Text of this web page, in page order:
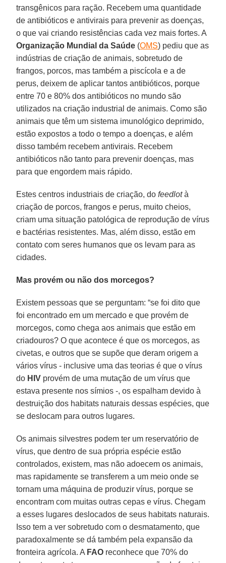
transgênicos para ração. Recebem uma quantidade
de antibióticos e antivirais para prevenir as doenças,
o que vai criando resistências cada vez mais fortes. A
Organização Mundial da Saúde (OMS) pediu que as
indústrias de criação de animais, sobretudo de
frangos, porcos, mas também a piscícola e a de
perus, deixem de aplicar tantos antibióticos, porque
entre 70 e 80% dos antibióticos no mundo são
utilizados na criação industrial de animais. Como são
animais que têm um sistema imunológico deprimido,
estão expostos a todo o tempo a doenças, e além
disso também recebem antivirais. Recebem
antibióticos não tanto para prevenir doenças, mas
para que engordem mais rápido.
Estes centros industriais de criação, dofeedlotà
criação de porcos, frangos e perus, muito cheios,
criam uma situação patológica de reprodução de vírus
e bactérias resistentes. Mas, além disso, estão em
contato com seres humanos que os levam para as
cidades.
Mas provém ou não dos morcegos?
Existem pessoas que se perguntam: “se foi dito que
foi encontrado em um mercado e que provém de
morcegos, como chega aos animais que estão em
criadouros? O que acontece é que os morcegos, as
civetas, e outros que se supõe que deram origem a
vários vírus - inclusive uma das teorias é que o vírus
do HIV provém de uma mutação de um vírus que
estava presente nos símios -, os espalham devido à
destruição dos habitats naturais dessas espécies, que
se deslocam para outros lugares.
Os animais silvestres podem ter um reservatório de
vírus, que dentro de sua própria espécie estão
controlados, existem, mas não adoecem os animais,
mas rapidamente se transferem a um meio onde se
tornam uma máquina de produzir vírus, porque se
encontram com muitas outras cepas e vírus. Chegam
a esses lugares deslocados de seus habitats naturais.
Isso tem a ver sobretudo com o desmatamento, que
paradoxalmente se dá também pela expansão da
fronteira agrícola. A FAO reconhece que 70% do